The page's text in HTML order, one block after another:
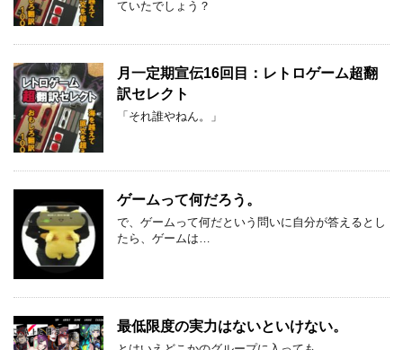
ていたでしょう？
月一定期宣伝16回目：レトロゲーム超翻
訳セレクト
「それ誰やねん。」
ゲームって何だろう。
で、ゲームって何だという問いに自分が答えるとし
たら、ゲームは…
最低限度の実力はないといけない。